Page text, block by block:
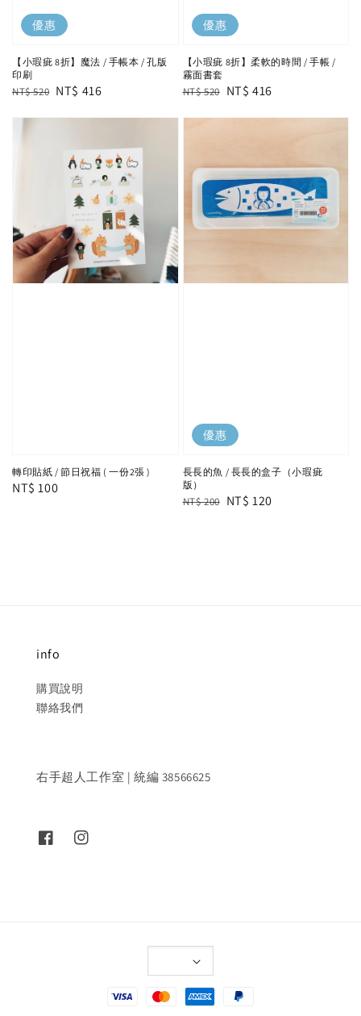
優惠
【小瑕疵 8折】魔法 / 手帳本 / 孔版
印刷
Regular
NT$ 520 Sale
NT$ 416
優惠
【小瑕疵 8折】柔軟的時間 / 手帳 /
霧面書套
Regular
NT$ 520 Sale
NT$ 416
轉印貼紙 / 節日祝福 ( 一份2張 )
Regular
NT$ 100
優惠
長長的魚 / 長長的盒子（小瑕疵
版）
Regular
NT$ 200 Sale
NT$ 120
info
購買說明
聯絡我們
右手超人工作室 | 統編 38566625